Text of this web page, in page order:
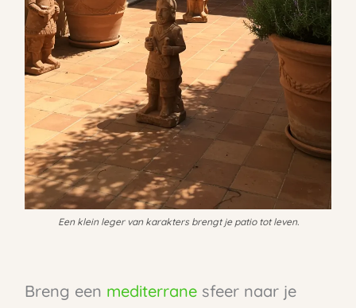
Een klein leger van karakters brengt je patio tot leven.
Breng een mediterranesfeer naar je